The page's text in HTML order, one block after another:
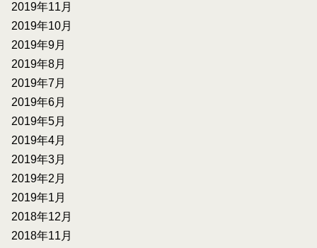
2019年11月
2019年10月
2019年9月
2019年8月
2019年7月
2019年6月
2019年5月
2019年4月
2019年3月
2019年2月
2019年1月
2018年12月
2018年11月